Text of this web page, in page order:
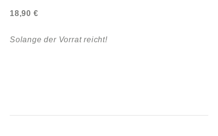
18,90 €
Solange der Vorrat reicht!